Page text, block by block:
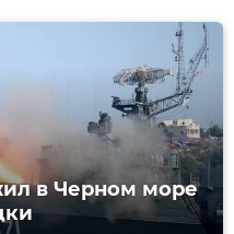
в Черном море